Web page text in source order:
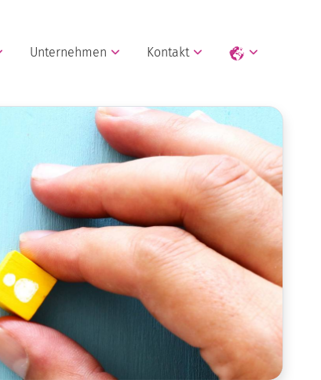
Unternehmen Kontakt